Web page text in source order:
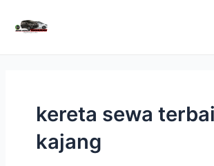
kereta sewa
kajang